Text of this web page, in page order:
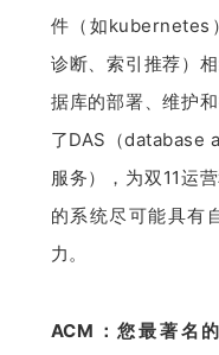
件（如kubernetes
诊断、索引推荐）
据库的部署、维护
了DAS（database
服务），为双11运
的系统尽可能具有
力。
ACM：您最著名